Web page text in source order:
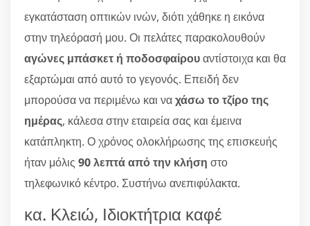
εγκατάσταση οπτικών ινών, διότι χάθηκε η εικόνα
στην τηλεόρασή μου. Οι πελάτες παρακολουθούν
αγώνες μπάσκετ ή ποδοσφαίρουαντίστοιχα και θα
εξαρτώμαι από αυτό το γεγονός. Επειδή δεν
μπορούσα να περιμένω και ναχάσω το τζίρο της
ημέρας, κάλεσα στην εταιρεία σας και έμεινα
κατάπληκτη. Ο χρόνος ολοκλήρωσης της επισκευής
ήταν μόλις 90 λεπτά από την κλήση στο
τηλεφωνικό κέντρο. Συστήνω ανεπιφύλακτα.
κα. Κλειώ, Ιδιοκτήτρια καφέ